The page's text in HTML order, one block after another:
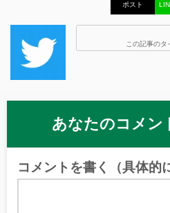
ポスト
この記事のタ
あなたのコメン
コメントを書く（具体的